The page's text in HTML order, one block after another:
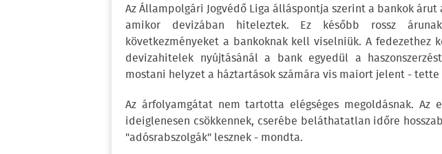
Az Állampolgári Jogvédő Liga álláspontja szerint a bankok árut
amikor devizában hiteleztek. Ez később rossz
következményeket a bankoknak kell viselniük. A fedezethez
devizahitelek nyújtásánál a bank egyedül a
mostani helyzet a háztartások számára vis maiort jelent - tette
Az árfolyamgátat nem tartotta elégséges megoldásnak. Az
ideiglenesen csökkennek, cserébe beláthatatlan időre
"adósrabszolgák" lesznek - mondta.